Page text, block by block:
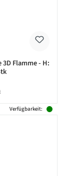
Flamme - H:
Verfügbarkeit: